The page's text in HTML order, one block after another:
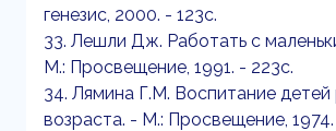
генезис, 2000. - 123с.
33. Лешли Дж. Работать с
М.: Просвещение, 1991. - 223с.
34. Лямина Г.М. Воспитание детей
возраста. - М.: Просвещение,